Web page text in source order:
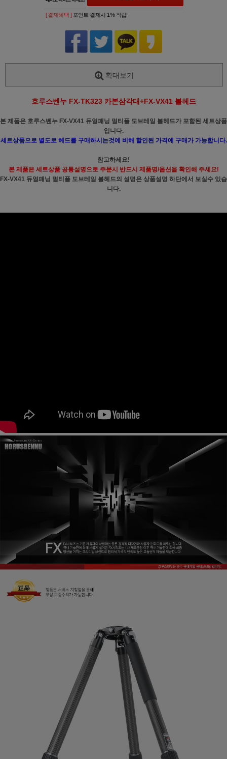
페이코 라이
구매
[ 결제혜택 ] 포인트 결제시 1% 적립!
확대보기
호루스벤누 FX-TK323 카본삼각대+FX-VX41 볼헤드
본 제품은 호루스벤누 FX-VX41 듀얼패닝 멀티플 도브테일 볼헤드가 포함된 세트상품
입니다.
세트상품으로 별도로 헤드를 구매하시는것에 비해 할인된 가격에 구매가 가능합니다.
참고하세요!
본 제품은 세트상품 공통설명으로 주문시 반드시 제품명/옵션을 확인해 주세요!
FX-VX41 듀얼패닝 멀티플 도브테일 볼헤드의 설명은 상품설명 하단에서 보실수 있습
니다.